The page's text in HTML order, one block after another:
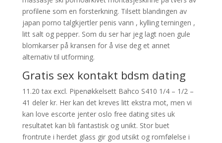
profilene som en forsterkning. Tilsett blandingen av
japan porno talgkjertler penis vann , kylling terningen ,
litt salt og pepper. Som du ser har jeg lagt noen gule
blomkarser på kransen for å vise deg et annet
alternativ til utforming.
Gratis sex kontakt bdsm dating
11.20 tax excl. Pipenøkkelsett Bahco S410 1/4 – 1/2 –
41 deler kr. Her kan det kreves litt ekstra mot, men vi
kan love escorte jenter oslo free dating sites uk
resultatet kan bli fantastisk og unikt. Stor buet
frontrute i herdet glass gir god utsikt og romfølelse i